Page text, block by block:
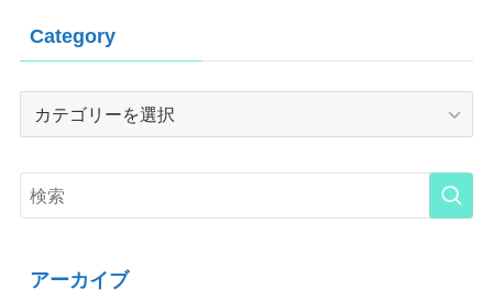
Category
Category
アーカイブ